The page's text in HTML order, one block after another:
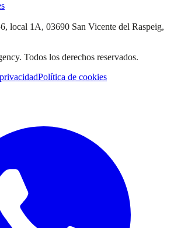
local 1A, 03690 San Vicente del Raspeig,
. Todos los derechos reservados.
Política de cookies